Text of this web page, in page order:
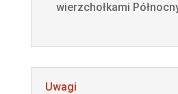
wierzchołkami
Uwagi